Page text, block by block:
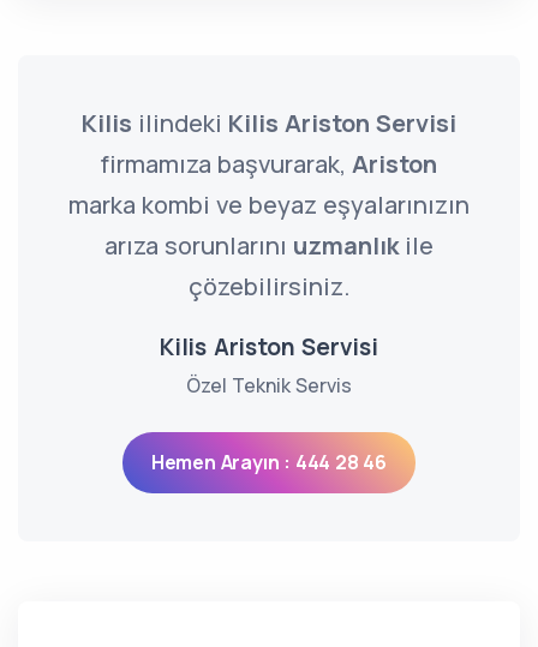
Kilis ilindeki Kilis Ariston Servisi
firmamıza başvurarak, Ariston
marka kombi ve beyaz eşyalarınızın
arıza sorunlarını uzmanlıkile
çözebilirsiniz.
Kilis Ariston Servisi
Özel Teknik Servis
Hemen Arayın : 444 28 46